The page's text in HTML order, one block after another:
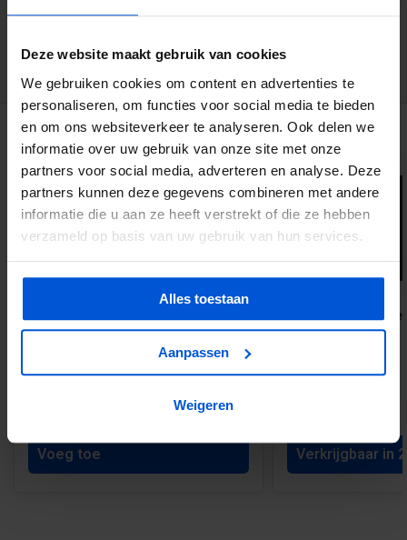
Deze website maakt gebruik van cookies
We gebruiken cookies om content en advertenties te
personaliseren, om functies voor social media te bieden
en om ons websiteverkeer te analyseren. Ook delen we
informatie over uw gebruik van onze site met onze
partners voor social media, adverteren en analyse. Deze
partners kunnen deze gegevens combineren met andere
informatie die u aan ze heeft verstrekt of die ze hebben
verzameld op basis van uw gebruik van hun services.
Alles toestaan
Aanpassen
Weigeren
3194 klanten geven ons een 9.1 op
GERELATEERDE PRODUCTEN
Tuindeur Stripes black |
Houtcomposiet | 40x900x1800mm
Voeg toe
Elephant
6.8 x 6.8 cm
Verkrijgbaar in